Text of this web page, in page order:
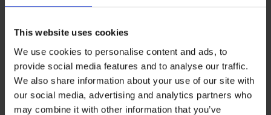
This website uses cookies
We use cookies to personalise content and ads, to
provide social media features and to analyse our traffic.
We also share information about your use of our site with
our social media, advertising and analytics partners who
may combine it with other information that you’ve
4,9
Biustonosz Maia 4D
wygładzający
185,99 zł
Biustonosz Spacer 3D Lady
Grace New
222,99 zł